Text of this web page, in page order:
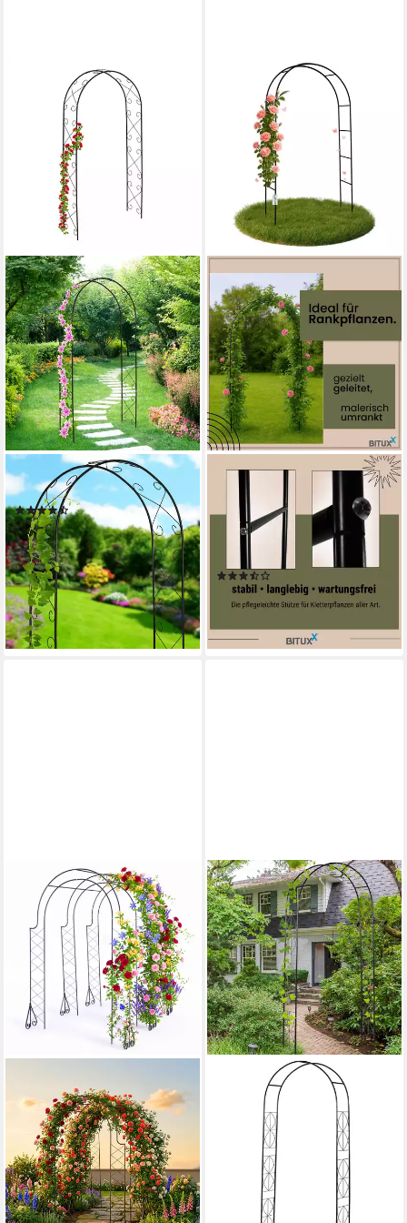
RELAXDAYS
Rosenbogen aus Metall
(6)
29,99 € UVP59,99 €
-50%
lieferbar - in 2-3 Werktagen bei dir
BITUXX
Rosenbogen Bituxx
Rosenbogen / Kletterhilfe
240 cm, MS-19556, Stabil,
wetterfest und langlebig
14,90 € UVP24,90 €
lieferbar - in 2-3 Werktagen bei dir